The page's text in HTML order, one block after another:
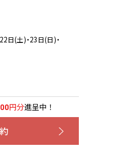
日(土)・23日(日)・
円分進呈中！